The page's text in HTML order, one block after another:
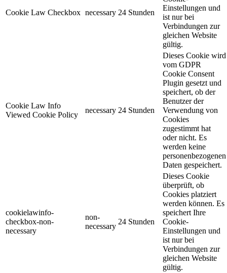
Cookie Law Checkbox necessary 24 Stunden
Einstellungen und
ist nur bei
Verbindungen zur
gleichen Website
gültig.
Cookie Law Info
Viewed Cookie Policy
necessary 24 Stunden
Dieses Cookie wird
vom GDPR
Cookie Consent
Plugin gesetzt und
speichert, ob der
Benutzer der
Verwendung von
Cookies
zugestimmt hat
oder nicht. Es
werden keine
personenbezogenen
Daten gespeichert.
cookielawinfo-
checkbox-non-
necessary
non-
necessary
24 Stunden
Dieses Cookie
überprüft, ob
Cookies platziert
werden können. Es
speichert Ihre
Cookie-
Einstellungen und
ist nur bei
Verbindungen zur
gleichen Website
gültig.